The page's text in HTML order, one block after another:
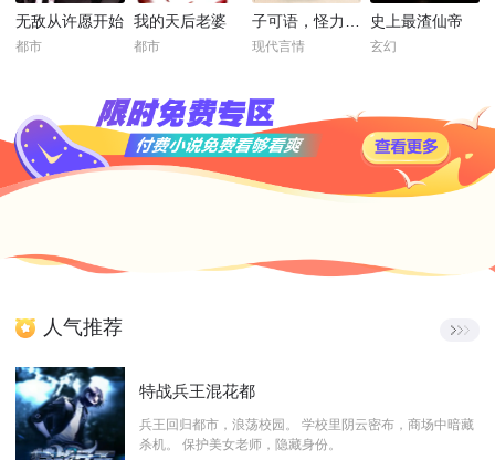
无敌从许愿开始
都市
我的天后老婆
都市 现代言情
史上最渣仙帝
玄幻
人气推荐
特战兵王混花都
兵王回归都市，浪荡校园。 学校里阴云密布，商场中暗藏
杀机。 保护美女老师，隐藏身份。